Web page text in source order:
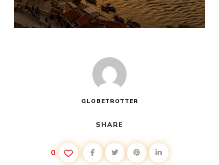
GLOBETROTTER
SHARE
0